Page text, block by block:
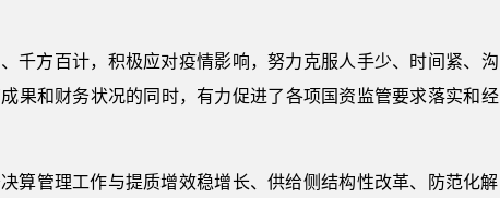
千方百计，积极应对疫情影响，努力克服人手少、时间紧、沟
果和财务状况的同时，有力促进了各项国资监管要求落实和经
算管理工作与提质增效稳增长、供给侧结构性改革、防范化解